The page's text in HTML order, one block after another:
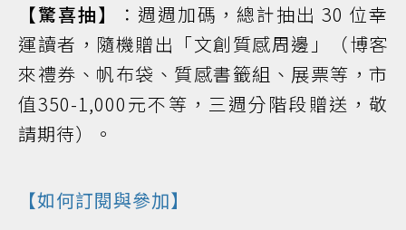
【驚喜抽】
：週週加碼，總計抽出 30 位幸
運讀者，隨機贈出「文創質感周邊」（博客
來禮券、帆布袋、質感書籤組、展票等，市
值350-1,000元不等，三週分階段贈送，敬
請期待）。
【如何訂閱與參加】